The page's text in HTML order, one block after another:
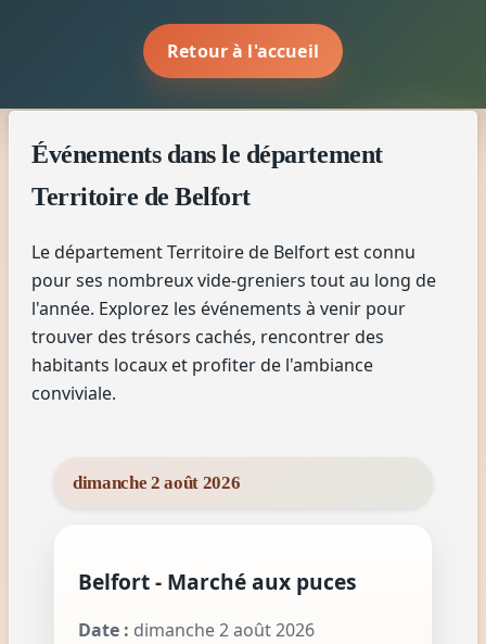
Retour à l'accueil
Événements dans le département
Territoire de Belfort
Le département Territoire de Belfort est connu
pour ses nombreux vide-greniers tout au long de
l'année. Explorez les événements à venir pour
trouver des trésors cachés, rencontrer des
habitants locaux et profiter de l'ambiance
conviviale.
dimanche 2 août 2026
Belfort - Marché aux puces
Date : dimanche 2 août 2026